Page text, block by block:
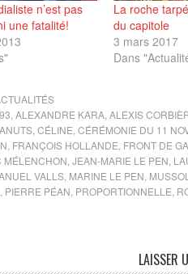
n’est pas
une fatalité!
La roche
du capitole
3 mars 2017
Dans
ALEXANDRE KARA ALEXIS
CÉLINE CÉRÉMONIE DU 11
FRANÇOIS HOLLANDE FRONT DE
MÉLENCHON JEAN-MARIE LE PEN
VALLS MARINE LE PEN
PIERRE PÉAN PROPORTIONNELLE
LAISSER